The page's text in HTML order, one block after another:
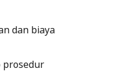
dan biaya
prosedur